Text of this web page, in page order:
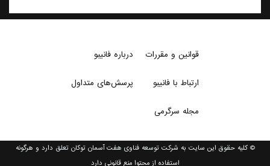
قوانین و مقررات درباره فانیبو
ارتباط با فانیبو پرسش‌های متداول
مجله سرگرمی
© کلیه حقوق این سایت به شرکت توسعه فناوی هفت آسمان توکان تعلق دارد و هرگونه
استفاده از محتوا منع قانونی دارد